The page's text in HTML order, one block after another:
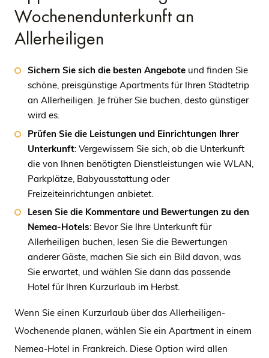
Wochenendunterkunft an
Allerheiligen
Sichern Sie sich die besten Angeboteund finden Sie
schöne, preisgünstige Apartments für Ihren Städtetrip
an Allerheiligen. Je früher Sie buchen, desto günstiger
wird es.
Prüfen Sie die Leistungen und Einrichtungen Ihrer
Unterkunft: Vergewissern Sie sich, ob die Unterkunft
die von Ihnen benötigten Dienstleistungen wie WLAN,
Parkplätze, Babyausstattung oder
Freizeiteinrichtungen anbietet.
Lesen Sie die Kommentare und Bewertungen zu den
Nemea-Hotels: Bevor Sie Ihre Unterkunft für
Allerheiligen buchen, lesen Sie die Bewertungen
anderer Gäste, machen Sie sich ein Bild davon, was
Sie erwartet, und wählen Sie dann das passende
Hotel für Ihren Kurzurlaub im Herbst.
Wenn Sie einen Kurzurlaub über das Allerheiligen-
Wochenende planen, wählen Sie ein Apartment in einem
Nemea-Hotel in Frankreich. Diese Option wird allen